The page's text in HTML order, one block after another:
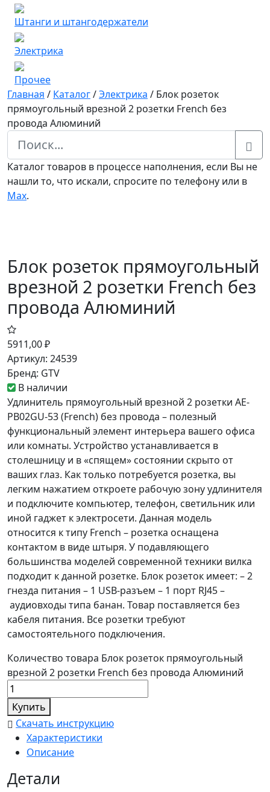
Штанги и штангодержатели
Электрика
Прочее
Главная / Каталог/Электрика / Блок розеток
прямоугольный врезной 2 розетки French без
провода Алюминий
Каталог товаров в процессе наполнения, если Вы не
нашли то, что искали, спросите по телефону или в
Мах.
Блок розеток прямоугольный
врезной 2 розетки French без
провода Алюминий
5911,00₽
Артикул: 24539
Бренд: GTV
В наличии
Удлинитель прямоугольный врезной 2 розетки AE-
PB02GU-53 (French) без провода – полезный
функциональный элемент интерьера вашего офиса
или комнаты. Устройство устанавливается в
столешницу и в «спящем» состоянии скрыто от
ваших глаз. Как только потребуется розетка, вы
легким нажатием откроете рабочую зону удлинителя
и подключите компьютер, телефон, светильник или
иной гаджет к электросети. Данная модель
относится к типу French – розетка оснащена
контактом в виде штыря. У подавляющего
большинства моделей современной техники вилка
подходит к данной розетке. Блок розеток имеет: – 2
гнезда питания – 1 USB-разъем – 1 порт RJ45 –
аудиовходы типа банан. Товар поставляется без
кабеля питания. Все розетки требуют
самостоятельного подключения.
Количество товара Блок розеток прямоугольный
врезной 2 розетки French без провода Алюминий
Купить
Скачать инструкцию
Характеристики
Описание
Детали